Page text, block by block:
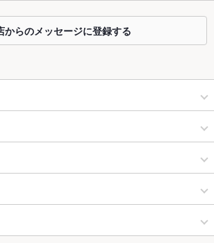
大広間＞カウンター7席＜3階＞カウンター6席
全バリアフリー（車いす可）
からのメッセージに登録する